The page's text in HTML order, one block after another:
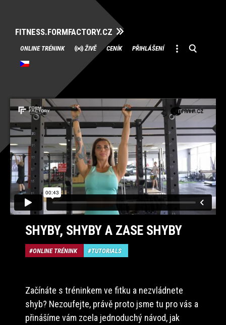
FITNESS.FORMFACTORY.CZ
Přeskočit
na
obsah
ONLINE TRÉNINK ŽIVĚ CENÍK PŘIHLÁŠENÍ
SHYBY, SHYBY A ZASE SHYBY
ONLINE TRÉNINK TUTORIALS
Začínáte s tréninkem ve fitku a nezvládnete
shyb? Nezoufejte, právě proto jsme tu pro vás a
přinášíme vám zcela jednoduchý návod, jak